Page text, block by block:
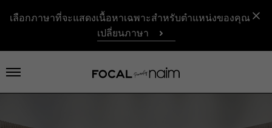
เลือกภาษาที่จะแสดงเนื้อหาเฉพาะสำหรับตำแหน่งของคุณ
เปลี่ยนภาษา
เปิดเมนู